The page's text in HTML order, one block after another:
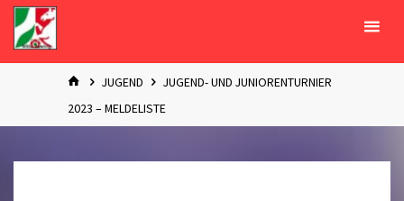
Zum
Inhalt
springen
STARTJUGEND
JUGEND- UND JUNIORENTURNIER
2023 – MELDELISTE